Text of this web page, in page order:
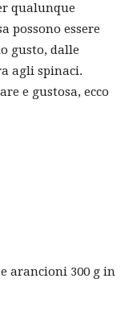
qualunque
possono essere
gusto, dalle
agli spinaci.
e gustosa, ecco
arancioni 300 g in